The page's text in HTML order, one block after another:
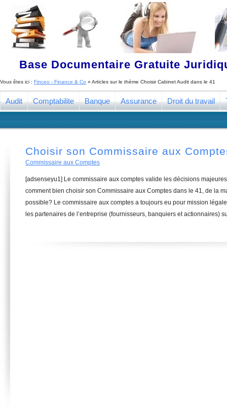
Base Documentaire Gratuite
Vous êtes ici : Finceo - Finance & Co » Articles sur le thème Choisir Cabinet Audit dans le 41
Audit Comptabilite Banque Assurance Droit du travail
Choisir son Commissaire aux
Commissaire aux Comptes
[adsenseyu1] Le commissaire aux comptes valide les décisions
comment bien choisir son Commissaire aux Comptes dans le 41, de la
possible? Le commissaire aux comptes a toujours eu pour mission
les partenaires de l’entreprise (fournisseurs, banquiers et actionnaires)